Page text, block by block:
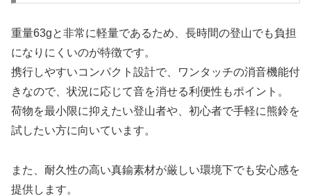
重量63gと非常に軽量であるため、長時間の登山でも負担
になりにくいのが特徴です。
携行しやすいコンパクト設計で、ワンタッチの消音機能付
きなので、状況に応じて音を消せる利便性もポイント。
荷物を最小限に抑えたい登山者や、初心者で手軽に熊鈴を
試したい方に向いています。
また、耐久性の高い真鍮素材が厳しい環境下でも安心感を
提供します。